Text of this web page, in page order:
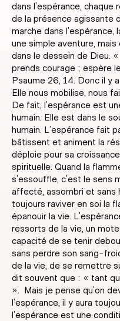
dans l’espérance, chaque
de la présence agissante
marche dans l’espérance,
une simple aventure, mais
dans le dessein de Dieu.
prends courage ; espère
Psaume 26, 14. Donc il y
Elle nous mobilise, nous
De fait, l’espérance est
humain. Elle est dans le
humain. L’espérance fait
bâtissent et animent la
déploie pour sa
spirituelle. Quand la
s’essouffle, c’est le sens
affecté, assombri et sans
toujours raviver en soi la
épanouir la vie.
ressorts de la vie, un
capacité de se tenir
sans perdre son sang-
de la vie, de se remettre
dit souvent que : « tant
». Mais je pense qu’on
l’espérance, il y aura
l’espérance est une